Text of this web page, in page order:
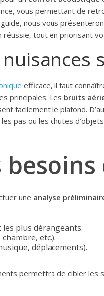
vous permettant de
nous vous
réussie, tout en priorisant
efficace, il faut
principales. Les bruits
facilement le plafond.
pas ou les chutes
une analyse
plus dérangeants.
etc.).
déplacements).
permettra de cibler les